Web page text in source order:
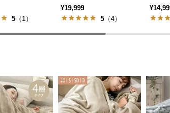
5 （1）
¥19,999
5 （4）